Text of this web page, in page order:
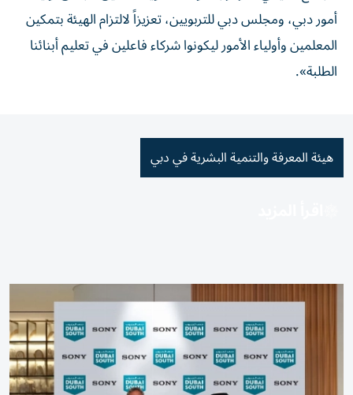
أمور دبي، ومجلس دبي للتربويين، تعزيزاً لالتزام الهيئة بتمكين
المعلمين وأولياء الأمور ليكونوا شركاء فاعلين في تعليم أبنائنا
الطلبة».
هيئة المعرفة والتنمية البشرية في دبي